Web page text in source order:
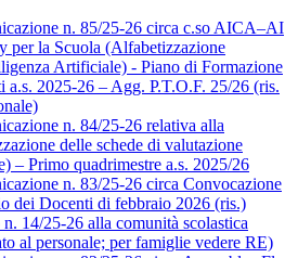
n. 85/25-26 circa c.so AICA–AI
per la Scuola (Alfabetizzazione
Artificiale) - Piano di Formazione
a.s. 2025-26 – Agg. P.T.O.F. 25/26 (ris.
n. 84/25-26 relativa alla
delle schede di valutazione
– Primo quadrimestre a.s. 2025/26
n. 83/25-26 circa Convocazione
dei Docenti di febbraio 2026 (ris.)
14/25-26 alla comunità scolastica
al personale; per famiglie vedere RE)